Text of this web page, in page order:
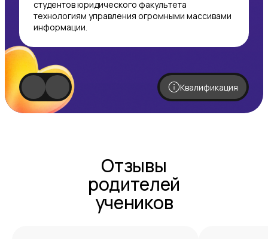
студентов юридического факультета
технологиям управления огромными массивами
информации.
Квалификация
Отзывы
родителей
учеников